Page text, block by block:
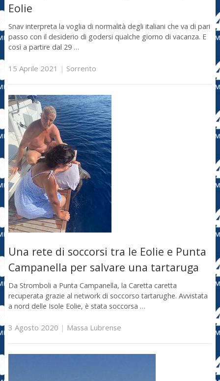
Eolie
Snav interpreta la voglia di normalità degli italiani che va di pari
passo con il desiderio di godersi qualche giorno di vacanza. E
così a partire dal 29 …
15 Aprile 2021 | Sorrento
Una rete di soccorsi tra le Eolie e Punta
Campanella per salvare una tartaruga
Da Stromboli a Punta Campanella, la Caretta caretta
recuperata grazie al network di soccorso tartarughe. Avvistata
a nord delle Isole Eolie, è stata soccorsa …
3 Agosto 2020 | Massa Lubrense